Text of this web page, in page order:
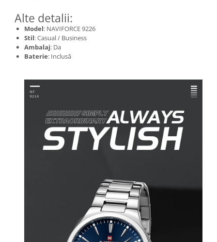
Alte detalii:
Model: NAVIFORCE 9226
Stil: Casual / Business
Ambalaj: Da
Baterie: Inclusă